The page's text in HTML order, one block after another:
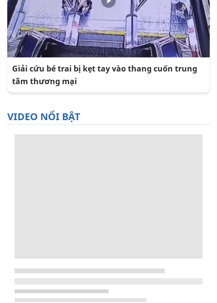
Giải cứu bé trai bị kẹt tay vào thang cuốn trung
tâm thương mại
VIDEO NỔI BẬT